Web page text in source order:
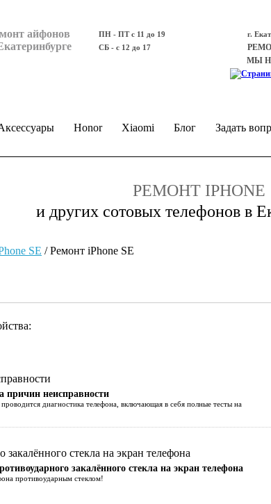
айфонов
ПН - ПТ с 11 до 19
СБ - с 12 до 17
г.
МЫ НА
Honor Xiaomi Блог Задать
РЕМОНТ IPHONE
и других сотовых телефонов в
SE /Ремонт iPhone SE
причин неисправности
диагностика телефона, включающая в себя полные тесты на
закалённого стекла на экран телефона
противоударным стеклом!